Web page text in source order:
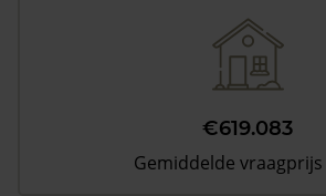
€619.083
Gemiddelde